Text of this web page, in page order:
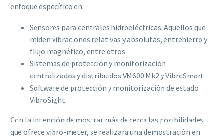
enfoque específico en:
Sensores para centrales hidroeléctricas. Aquellos que
miden vibraciones relativas y absolutas, entrehierro y
flujo magnético, entre otros
Sistemas de protección y monitorización
centralizados y distribuidos VM600 Mk2 y VibroSmart
Software de protección y monitorización de estado
VibroSight.
Con la intención de mostrar más de cerca las posibilidades
que ofrece vibro-meter, se realizará una demostración en